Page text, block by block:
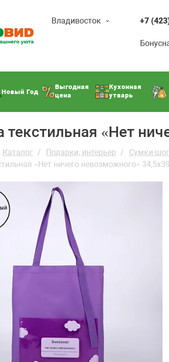
Владивосток +7
Новый Год
Выгодная
цена
Кухонная
утварь
текстильная «Нет
Каталог Подарки, интерьер Сумки-
«Нет ничего невозможного»